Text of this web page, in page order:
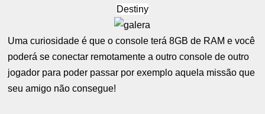
Destiny
Uma curiosidade é que o console terá 8GB de RAM e você
poderá se conectar remotamente a outro console de outro
jogador para poder passar por exemplo aquela missão que
seu amigo não consegue!